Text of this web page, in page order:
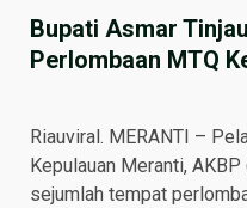
Bupati Asmar
Perlombaan MTQ
Riauviral. MERANTI –
Kepulauan Meranti,
sejumlah tempat